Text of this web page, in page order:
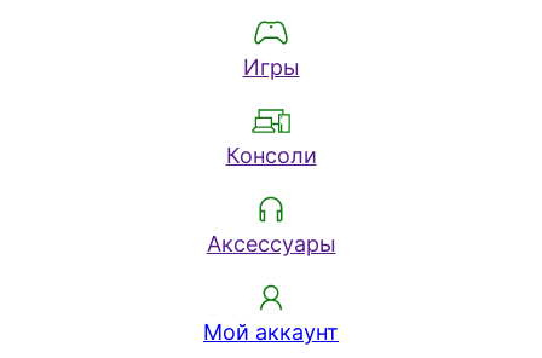
Игры
Консоли
Аксессуары
Мой аккаунт